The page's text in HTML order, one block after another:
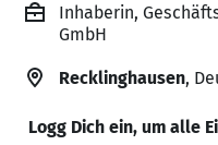
Inhaberin,
GmbH
Recklinghausen,
Logg Dich ein, um alle